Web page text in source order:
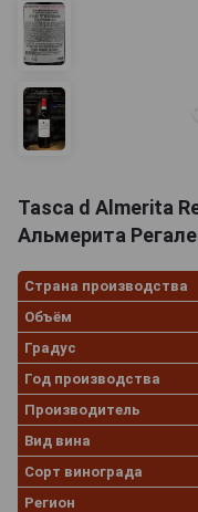
Tasca d Almerita
Альмерита
Страна производства
Объём
Градус
Год производства
Производитель
Вид вина
Сорт винограда
Регион